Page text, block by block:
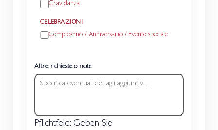
Gravidanza
CELEBRAZIONI
Compleanno / Anniversario / Evento speciale
Altre richieste o note
Pflichtfeld: Geben Sie